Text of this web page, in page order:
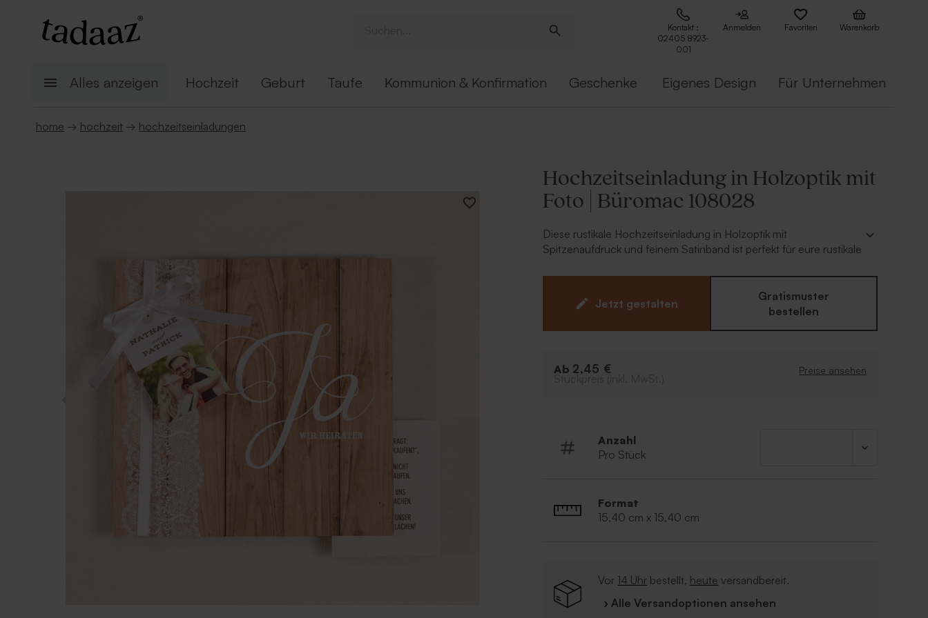
Kontakt :
02405 8923-
001
Anmelden Favoriten Warenkorb
Alles anzeigen Hochzeit Geburt Taufe Kommunion & Konfirmation Geschenke Eigenes Design Für Unternehmen
home → hochzeit → hochzeitseinladungen
Hochzeitseinladung in Holzoptik mit
Foto | Büromac 108028
Diese rustikale Hochzeitseinladung in Holzoptik mit
Spitzenaufdruck und feinem Satinband ist perfekt für eure rustikale
Das Satinband ist im Lieferumfang enthalten
Karte 108.028 aus unserer Büromac-Kollektion
Jetzt gestalten
Gratismuster
bestellen
Ab 2,45 € Preise ansehen
Anzahl
Pro Stück
Format
15,40 cm x 15,40 cm
Vor 14 Uhr bestellt, heute versandbereit.
› Alle Versandoptionen ansehen